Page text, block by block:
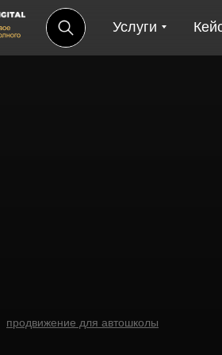
Услуги
продвижение для автошколы